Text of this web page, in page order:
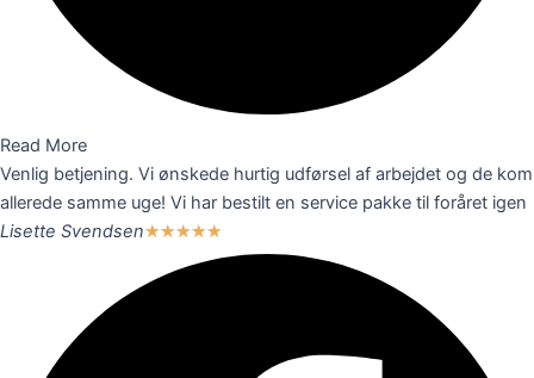
Read More
Venlig betjening. Vi ønskede hurtig udførsel af arbejdet og de kom
allerede samme uge! Vi har bestilt en service pakke til foråret igen
Lisette Svendsen★★★★★